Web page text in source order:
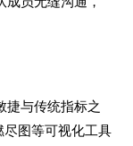
捷与传统指标之
图等可视化工具